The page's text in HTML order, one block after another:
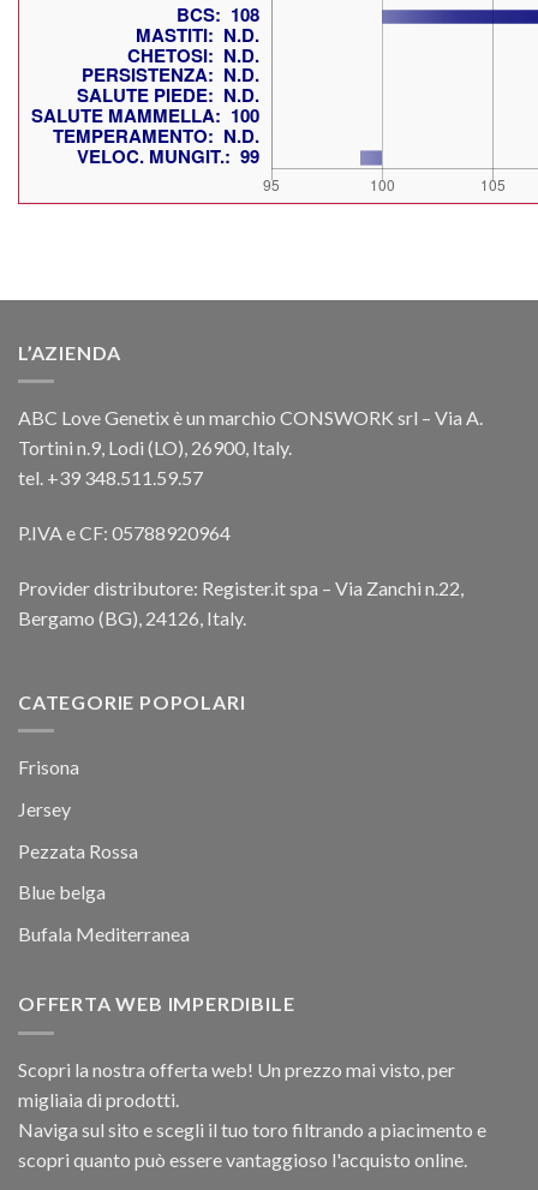
L’AZIENDA
ABC Love Genetix è un marchio CONSWORK srl – Via A.
Tortini n.9, Lodi (LO), 26900, Italy.
tel. +39 348.511.59.57
P.IVA e CF: 05788920964
Provider distributore: Register.it spa – Via Zanchi n.22,
Bergamo (BG), 24126, Italy.
CATEGORIE POPOLARI
Frisona
Jersey
Pezzata Rossa
Blue belga
Bufala Mediterranea
OFFERTA WEB IMPERDIBILE
Scopri la nostra offerta web! Un prezzo mai visto, per
migliaia di prodotti.
Naviga sul sito e scegli il tuo toro filtrando a piacimento e
scopri quanto può essere vantaggioso l'acquisto online.